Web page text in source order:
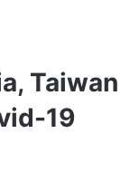
Taiwan
19